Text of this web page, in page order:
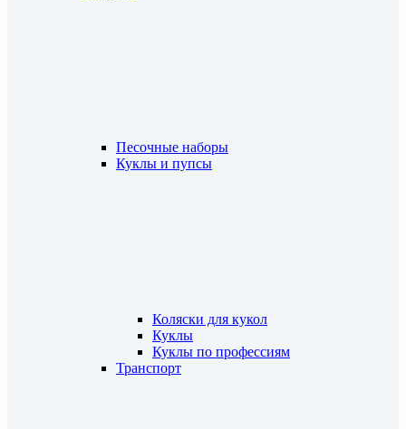
Песочные наборы
Куклы и пупсы
Коляски для кукол
Куклы
Куклы по профессиям
Транспорт